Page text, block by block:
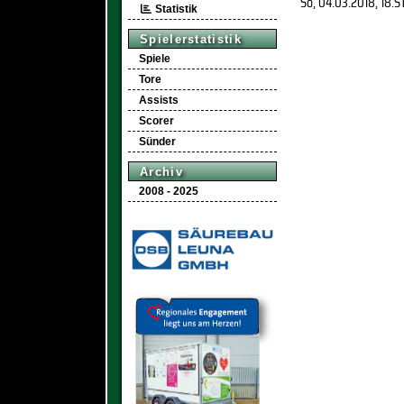
Statistik
Spielerstatistik
Spiele
Tore
Assists
Scorer
Sünder
Archiv
2008 - 2025